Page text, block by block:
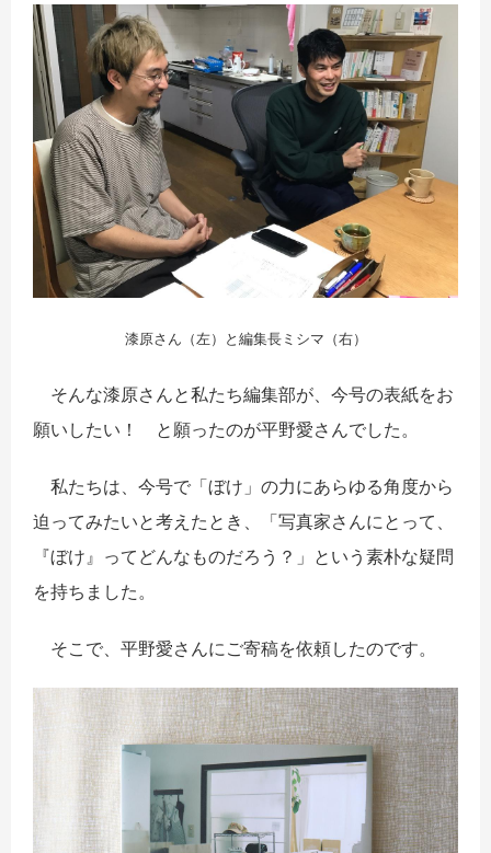
漆原さん（左）と編集長ミシマ（右）
そんな漆原さんと私たち編集部が、今号の表紙をお
願いしたい！ と願ったのが平野愛さんでした。
私たちは、今号で「ぼけ」の力にあらゆる角度から
迫ってみたいと考えたとき、「写真家さんにとって、
『ぼけ』ってどんなものだろう？」という素朴な疑問
を持ちました。
そこで、平野愛さんにご寄稿を依頼したのです。